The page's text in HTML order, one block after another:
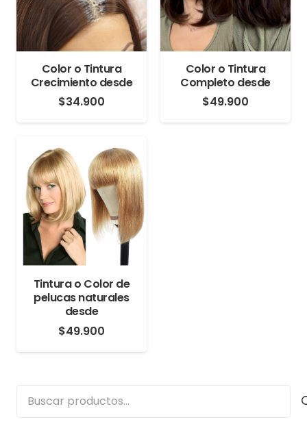
Color o Tintura
Crecimiento desde
$34.900
Color o Tintura
Completo desde
$49.900
Tintura o Color de
pelucas naturales
desde
$49.900
Buscar